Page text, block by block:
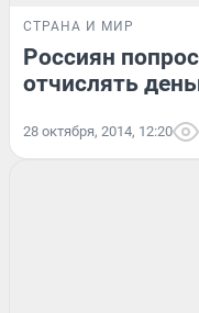
СТРАНА И МИР
Россиян
отчислять
28 октября, 2014, 12:20